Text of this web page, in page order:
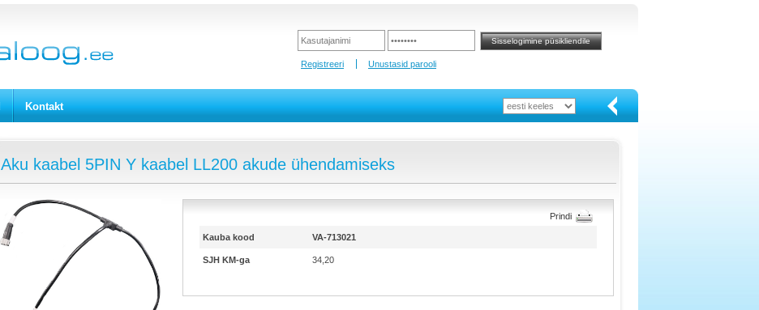
Registreeri Unustasid parooli
Kontakt
Aku kaabel 5PIN Y kaabel LL200 akude ühendamiseks
Prindi
Kauba kood VA-713021
SJH KM-ga 34,20